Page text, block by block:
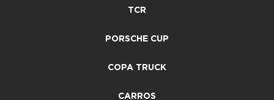
TCR
PORSCHE CUP
COPA TRUCK
CARROS